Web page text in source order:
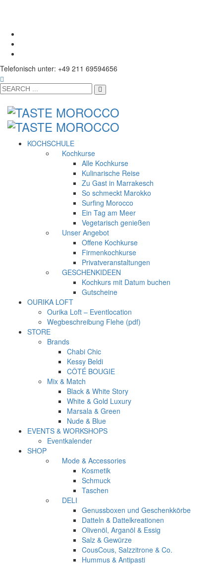
Telefonisch unter: +49 211 69594656
KOCHSCHULE
Kochkurse
Alle Kochkurse
Kulinarische Reise
Zu Gast in Marrakesch
So schmeckt Marokko
Surfing Morocco
Ein Tag am Meer
Vegetarisch genießen
Unser Angebot
Offene Kochkurse
Firmenkochkurse
Privatveranstaltungen
GESCHENKIDEEN
Kochkurs mit Datum buchen
Gutscheine
OURIKA LOFT
Ourika Loft – Eventlocation
Wegbeschreibung Flehe (pdf)
STORE
Brands
Chabi Chic
Kessy Beldi
CÔTÉ BOUGIE
Mix & Match
Black & White Story
White & Gold Luxury
Marsala & Green
Nude & Blue
EVENTS & WORKSHOPS
Eventkalender
SHOP
Mode & Accessories
Kosmetik
Schmuck
Taschen
DELI
Genussboxen und Geschenkkörbe
Datteln & Dattelkreationen
Olivenöl, Arganöl & Essig
Salz & Gewürze
CousCous, Salzzitrone & Co.
Hummus & Antipasti